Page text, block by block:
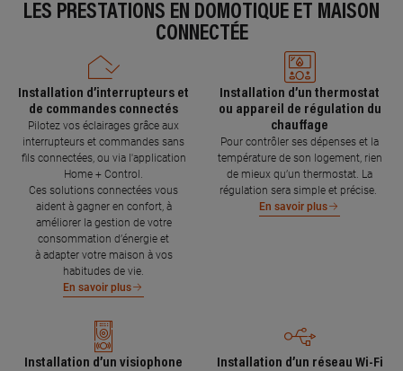
LES PRESTATIONS EN DOMOTIQUE ET MAISON
CONNECTÉE
Installation d’interrupteurs et
de commandes connectés
Pilotez vos éclairages grâce aux
interrupteurs et commandes sans
fils connectées, ou via l'application
Home + Control.
Ces solutions connectées vous
aident à gagner en confort, à
améliorer la gestion de votre
consommation d’énergie et
à adapter votre maison à vos
habitudes de vie.
En savoir plus
Installation d’un thermostat
ou appareil de régulation du
chauffage
Pour contrôler ses dépenses et la
température de son logement, rien
de mieux qu’un thermostat. La
régulation sera simple et précise.
En savoir plus
Installation d’un visiophone
Installation d’un réseau Wi-Fi